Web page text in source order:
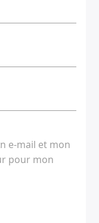
e-mail et mon
pour mon